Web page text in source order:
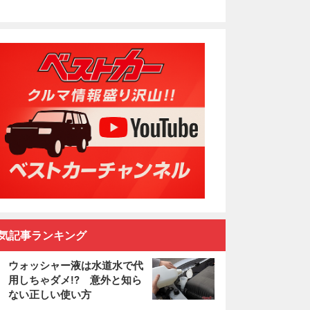
記事ランキング
ウォッシャー液は水道水で代
用しちゃダメ!? 意外と知ら
ない正しい使い方